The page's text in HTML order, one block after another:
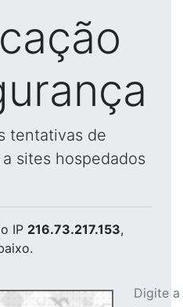
tentativas de
sites hospedados
IP 216.73.217.153,
Digite